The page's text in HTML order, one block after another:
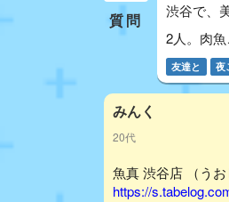
質問
渋谷で、
2人。肉
友達と 夜
みんく
20代
魚真 渋谷店 （う
https://